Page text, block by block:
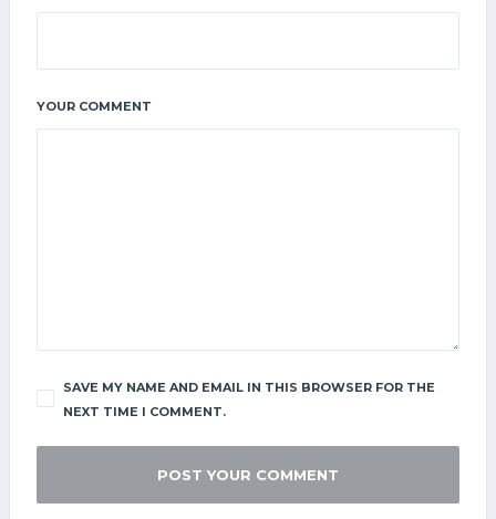
YOUR COMMENT
SAVE MY NAME AND EMAIL IN THIS BROWSER FOR THE
NEXT TIME I COMMENT.